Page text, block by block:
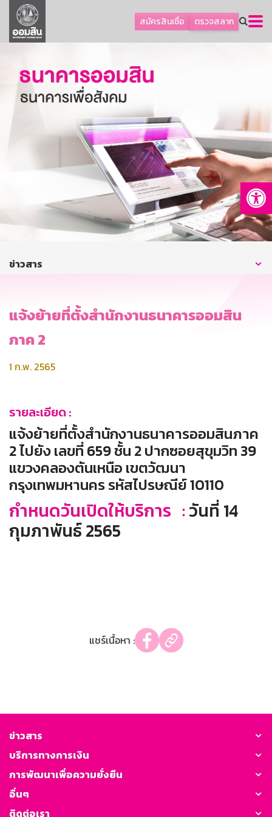
สมัครสินเชื่อ ตรวจสลาก
ลูกค้าธุรกิจ
ลูกค้าผู้ประกอบรายย่อย
ออมเพื่อสุข
เกี่ยวกับธนาคาร
การพัฒนาที่ยั่งยืน
บริการทางการเงิน
ติดต่อเรา
บริการออนไลน์
ข่าวสาร
แจ้งย้ายที่ตั้งสำนักงานธนาคารออมสิน
ภาค 2
1 ก.พ. 2565
รายละเอียด :
แจ้งย้ายที่ตั้งสำนักงานธนาคารออมสินภาค
2 ไปยัง เลขที่ 659 ชั้น 2 ปากซอยสุขุมวิท 39
แขวงคลองตันเหนือ เขตวัฒนา
กรุงเทพมหานคร รหัสไปรษณีย์ 10110
กำหนดวันเปิดให้บริการ :วันที่ 14
กุมภาพันธ์ 2565
แชร์เนื้อหา :
ข่าวสาร
บริการทางการเงิน
การพัฒนาเพื่อความยั่งยืน
อื่นๆ
ติดต่อเรา